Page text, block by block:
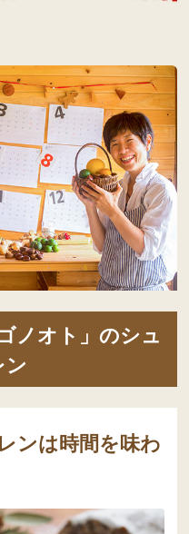
ノオト」のシュ
ン
ンは時間を味わ